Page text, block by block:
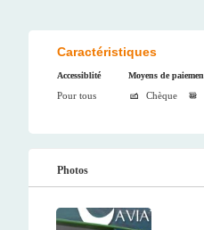
Caractéristiques
Accessiblité
Pour tous
Moyens de
Chèque
Photos